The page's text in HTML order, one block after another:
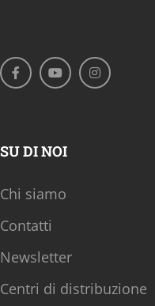
SU DI NOI
Chi siamo
Contatti
Newsletter
Centri di distribuzione